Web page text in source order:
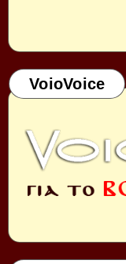
VoioVoice